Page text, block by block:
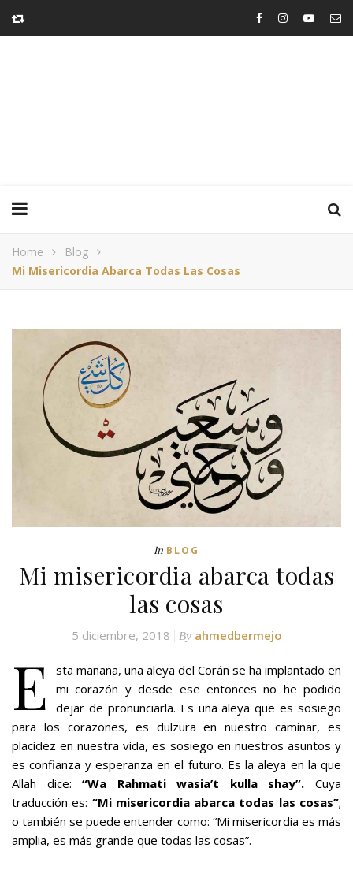
Home
Blog
Mi Misericordia Abarca Todas Las Cosas
In BLOG
Mi misericordia abarca todas
las cosas
5 diciembre, 2018 By ahmedbermejo
E
sta mañana, una aleya del Corán se ha implantado en
mi corazón y desde ese entonces no he podido
dejar de pronunciarla. Es una aleya que es sosiego
para los corazones, es dulzura en nuestro caminar, es
placidez en nuestra vida, es sosiego en nuestros asuntos y
es confianza y esperanza en el futuro. Es la aleya en la que
Allah dice:“Wa Rahmati wasia’t kulla shay”.Cuya
traducción es: “Mi misericordia abarca todas las cosas”;
o también se puede entender como: “Mi misericordia es más
amplia, es más grande que todas las cosas”.